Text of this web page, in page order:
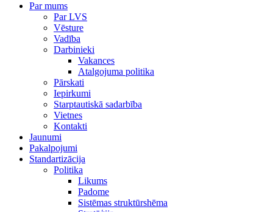
Par mums
Par LVS
Vēsture
Vadība
Darbinieki
Vakances
Atalgojuma politika
Pārskati
Iepirkumi
Starptautiskā sadarbība
Vietnes
Kontakti
Jaunumi
Pakalpojumi
Standartizācija
Politika
Likums
Padome
Sistēmas struktūrshēma